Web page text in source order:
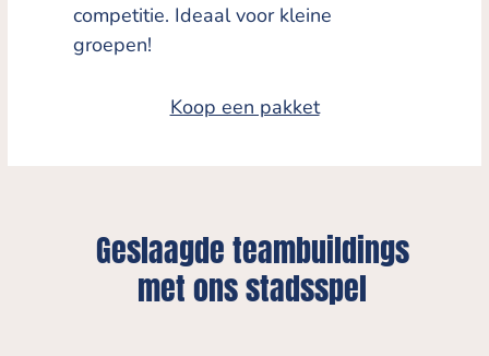
competitie. Ideaal voor kleine
groepen!
Koop een pakket
Geslaagde teambuildings
met ons stadsspel